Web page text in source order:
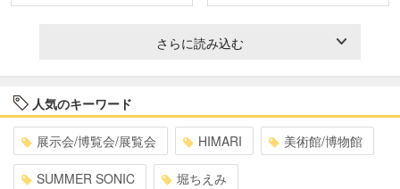
さらに読み込む
人気のキーワード
展示会/博覧会/展覧会 HIMARI 美術館/博物館
SUMMER SONIC 堀ちえみ